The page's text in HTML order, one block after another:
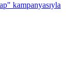
kampanyasıyla